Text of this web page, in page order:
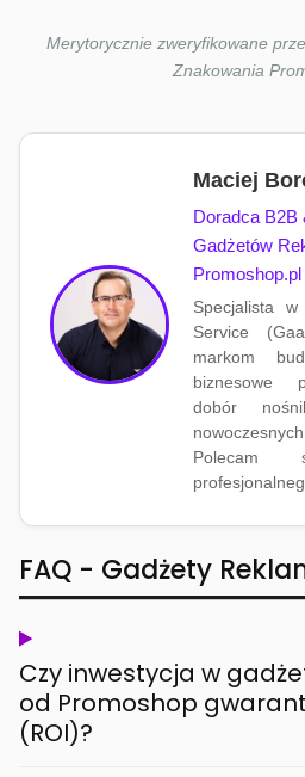
Merytorycznie zweryfikowane
Znakowania
Maciej
Doradca B2B
Gadżetów
Promoshop.pl
Specjalista
Service
markom
biznesowe
dobór
FAQ - Gadżety
Czy inwestycja w
od Promoshop
(ROI)?